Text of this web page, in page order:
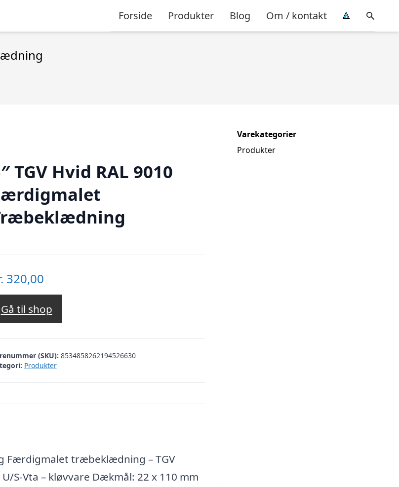
Forside Produkter Blog Om / kontakt
TGV Hvid RAL 9010
320,00
Gå til shop
(SKU): 8534858262194526630
Produkter
Færdigmalet træbeklædning – TGV
S-Vta – kløvvare Dækmål: 22 x 110 mm
Varekategorier
Produkter